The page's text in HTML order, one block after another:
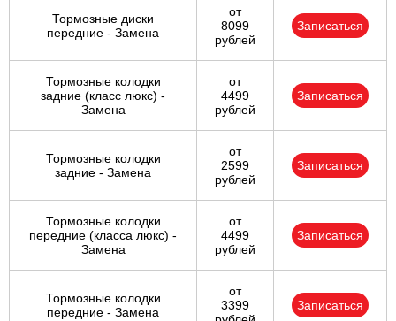
Тормозные диски
передние - Замена
от
8099
рублей
Записаться
Тормозные колодки
задние (класс люкс) -
Замена
от
4499
рублей
Записаться
Тормозные колодки
задние - Замена
от
2599
рублей
Записаться
Тормозные колодки
передние (класса люкс) -
Замена
от
4499
рублей
Записаться
Тормозные колодки
передние - Замена
от
3399
Записаться